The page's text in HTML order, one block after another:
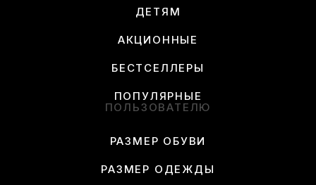
ДЕТЯМ
АКЦИОННЫЕ
БЕСТСЕЛЛЕРЫ
ПОПУЛЯРНЫЕ
ПОЛЬЗОВАТЕЛЮ
РАЗМЕР ОБУВИ
РАЗМЕР ОДЕЖДЫ